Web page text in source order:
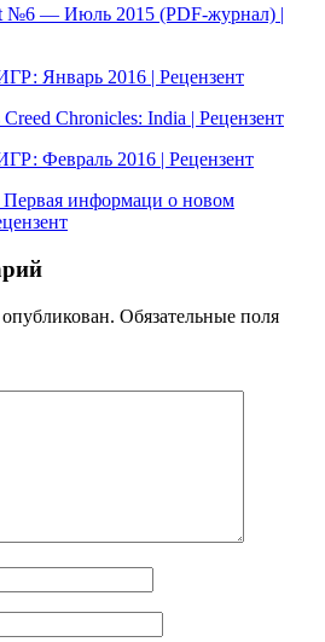
№6 — Июль 2015 (PDF-журнал) |
Январь 2016 | Рецензент
Creed Chronicles: India | Рецензент
Февраль 2016 | Рецензент
информаци о новом
Обязательные поля